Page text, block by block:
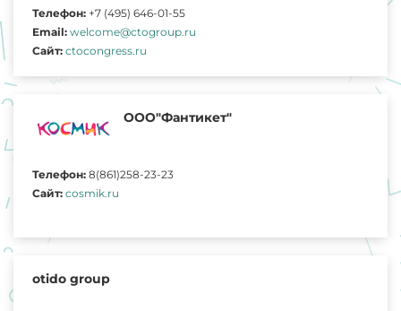
Телефон: +7 (495) 646-01-55
Email: welcome@ctogroup.ru
Сайт: ctocongress.ru
ООО"Фантикет"
Телефон: 8(861)258-23-23
Сайт: cosmik.ru
otido group